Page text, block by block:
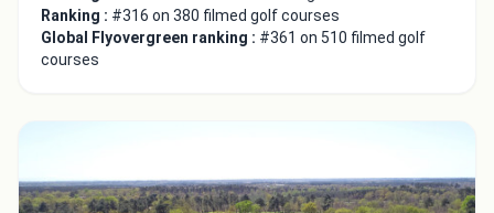
Ranking : #316 on 380 filmed golf courses
Global Flyovergreen ranking : #361 on 510 filmed golf
courses